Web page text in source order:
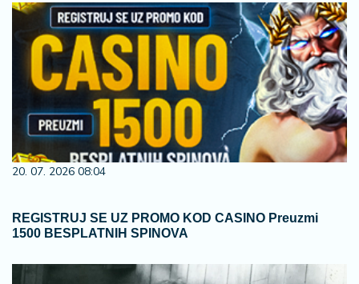
20. 07. 2026 08:04
REGISTRUJ SE UZ PROMO KOD CASINO Preuzmi
1500 BESPLATNIH SPINOVA